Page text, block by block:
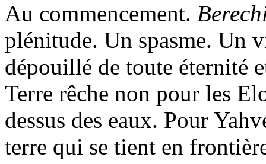
Au commencement.
plénitude. Un spasme. Un
dépouillé de toute éternité
Terre rêche non pour les
dessus des eaux. Pour
terre qui se tient en